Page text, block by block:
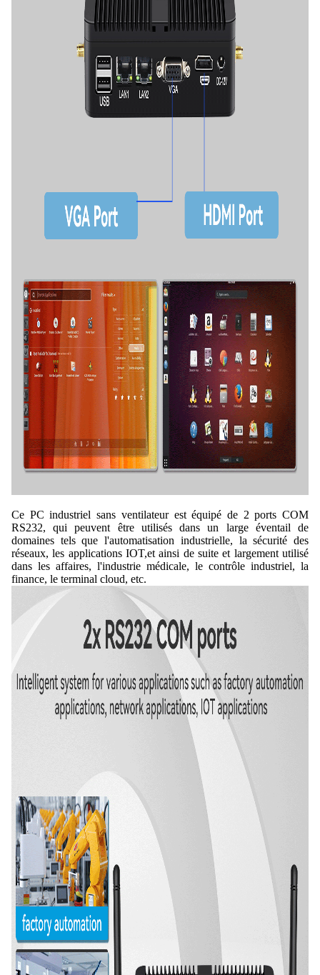
Ce PC industriel sans ventilateur est équipé de 2 ports COM
RS232, qui peuvent être utilisés dans un large éventail de
domaines tels que l'automatisation industrielle, la sécurité des
réseaux, les applications IOT,et ainsi de suite et largement utilisé
dans les affaires, l'industrie médicale, le contrôle industriel, la
finance, le terminal cloud, etc.